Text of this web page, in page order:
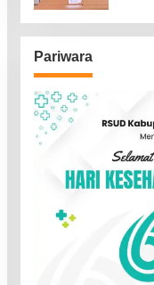
Pariwara